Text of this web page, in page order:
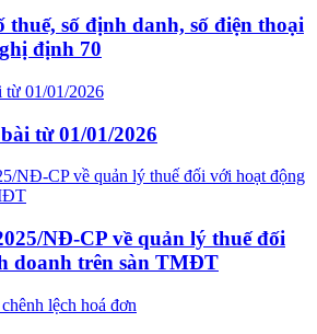
thuế, số định danh, số điện thoại
định 70
từ 01/01/2026
NĐ-CP về quản lý thuế đối
doanh trên sàn TMĐT